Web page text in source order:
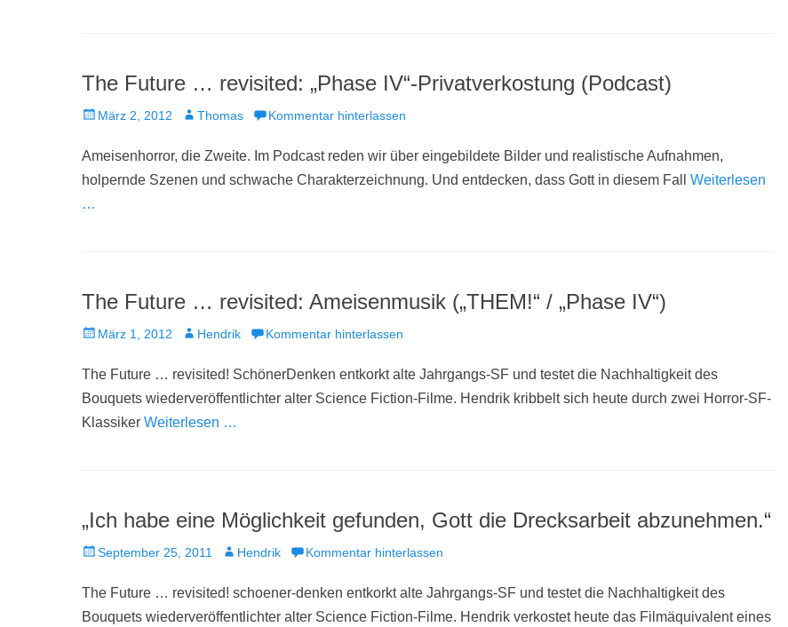
The Future … revisited: „Phase IV“-Privatverkostung (Podcast)
Veröffentlicht
März 2, 2012 AutorThomas Kommentar hinterlassen
Ameisenhorror, die Zweite. Im Podcast reden wir über eingebildete Bilder und realistische Aufnahmen,
holpernde Szenen und schwache Charakterzeichnung. Und entdecken, dass Gott in diesem Fall Weiterlesen
…
The Future … revisited: Ameisenmusik („THEM!“ / „Phase IV“)
Veröffentlicht
März 1, 2012 AutorHendrik Kommentar hinterlassen
The Future … revisited! SchönerDenken entkorkt alte Jahrgangs-SF und testet die Nachhaltigkeit des
Bouquets wiederveröffentlichter alter Science Fiction-Filme. Hendrik kribbelt sich heute durch zwei Horror-SF-
Klassiker Weiterlesen …
„Ich habe eine Möglichkeit gefunden, Gott die Drecksarbeit abzunehmen.“
Veröffentlicht
September 25, 2011 AutorHendrik Kommentar hinterlassen
The Future … revisited! schoener-denken entkorkt alte Jahrgangs-SF und testet die Nachhaltigkeit des
Bouquets wiederveröffentlichter alter Science Fiction-Filme. Hendrik verkostet heute das Filmäquivalent eines